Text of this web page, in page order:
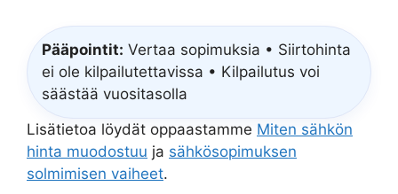
Pääpointit: Vertaa sopimuksia • Siirtohinta
ei ole kilpailutettavissa • Kilpailutus voi
säästää vuositasolla
Lisätietoa löydät oppaastamme Miten sähkön
hinta muodostuu ja sähkösopimuksen
solmimisen vaiheet.